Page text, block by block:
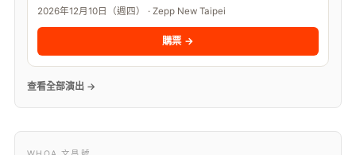
2026年12月10日（週四） · Zepp New Taipei
購票 →
查看全部演出 →